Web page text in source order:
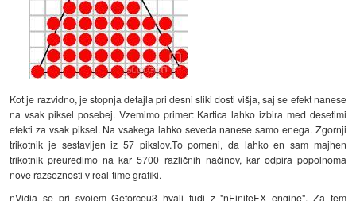
Kot je razvidno, je stopnja detajla pri desni sliki dosti višja, saj se efekt nanese
na vsak piksel posebej. Vzemimo primer: Kartica lahko izbira med desetimi
efekti za vsak piksel. Na vsakega lahko seveda nanese samo enega. Zgornji
trikotnik je sestavljen iz 57 pikslov.To pomeni, da lahko en sam majhen
trikotnik preuredimo na kar 5700 različnih načinov, kar odpira popolnoma
nove razsežnosti v real-time grafiki.
nVidia se pri svojem Geforceu3 hvali tudi z "nFiniteFX engine". Za tem